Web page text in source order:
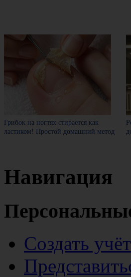
Грибок на ногтях стирается как
ластиком! Простой домашний метод
Навигация
Создать